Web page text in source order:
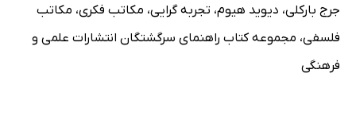
9-2-5. تبیین ایجابی هیوم از علیت: آیا استقرا بازیابی می‌شود؟
9-3. نتیجه‌گیری: هیومِ تجربه‌گرا
فصل دهم: تجربه‌گرایی و تجربه‌گرایان: خلاصه و نتیجه‌گیری
جرج بارکلی، دیوید هیوم، تجربه گرایی، مکاتب فکری، مکاتب
فلسفی، مجموعه کتاب راهنمای سرگشتگان انتشارات علمی و
فرهنگی